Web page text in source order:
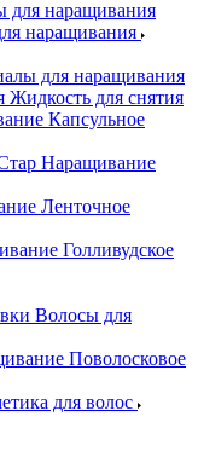
наращивания
для наращивания
Жидкость для снятия
Капсульное
Наращивание
Ленточное
Голливудское
Волосы для
Поволосковое
для волос